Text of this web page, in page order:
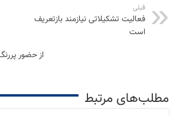
قبلی
فعالیت تشکیلاتی نیازمند بازتعریف
است
از حضور
مطلب‌های مرتبط